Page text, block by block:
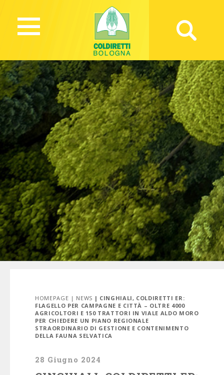
HOMEPAGE | NEWS | CINGHIALI, COLDIRETTI ER:
FLAGELLO PER CAMPAGNE E CITTÀ – OLTRE 4000
AGRICOLTORI E 150 TRATTORI IN VIALE ALDO MORO
PER CHIEDERE UN PIANO REGIONALE
STRAORDINARIO DI GESTIONE E CONTENIMENTO
DELLA FAUNA SELVATICA
28 Giugno 2024